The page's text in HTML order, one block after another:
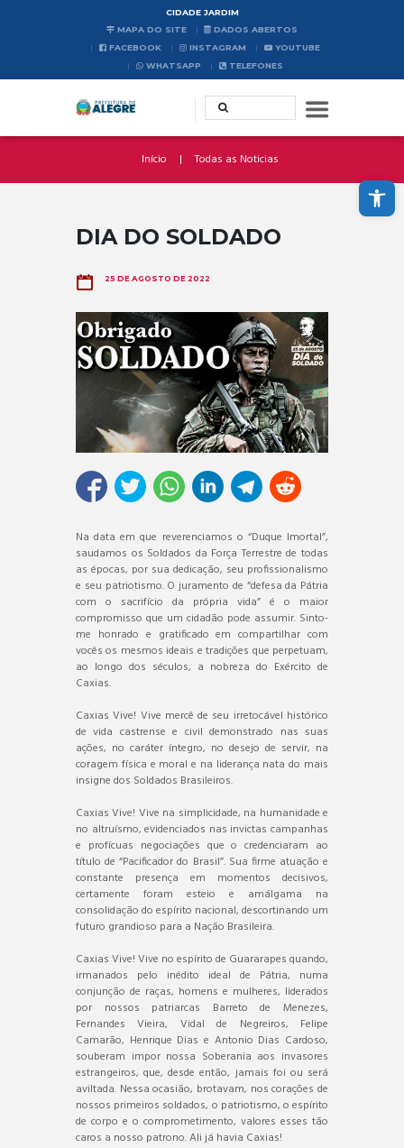
Abrir a barra de ferramentas
CIDADE JARDIM
MAPA DO SITE
DADOS ABERTOS
FACEBOOK
INSTAGRAM
YOUTUBE
WHATSAPP
TELEFONES
Início Todas as Noticias
DIA DO SOLDADO
25 DE AGOSTO DE 2022
Na data em que reverenciamos o “Duque Imortal”,
saudamos os Soldados da Força Terrestre de todas
as épocas, por sua dedicação, seu profissionalismo
e seu patriotismo. O juramento de “defesa da Pátria
com o sacrifício da própria vida” é o maior
compromisso que um cidadão pode assumir. Sinto-
me honrado e gratificado em compartilhar com
vocês os mesmos ideais e tradições que perpetuam,
ao longo dos séculos, a nobreza do Exército de
Caxias.
Caxias Vive! Vive mercê de seu irretocável histórico
de vida castrense e civil demonstrado nas suas
ações, no caráter íntegro, no desejo de servir, na
coragem física e moral e na liderança nata do mais
insigne dos Soldados Brasileiros.
Caxias Vive! Vive na simplicidade, na humanidade e
no altruísmo, evidenciados nas invictas campanhas
e profícuas negociações que o credenciaram ao
título de “Pacificador do Brasil”. Sua firme atuação e
constante presença em momentos decisivos,
certamente foram esteio e amálgama na
consolidação do espírito nacional, descortinando um
futuro grandioso para a Nação Brasileira.
Caxias Vive! Vive no espírito de Guararapes quando,
irmanados pelo inédito ideal de Pátria, numa
conjunção de raças, homens e mulheres, liderados
por nossos patriarcas Barreto de Menezes,
Fernandes Vieira, Vidal de Negreiros, Felipe
Camarão, Henrique Dias e Antonio Dias Cardoso,
souberam impor nossa Soberania aos invasores
estrangeiros, que, desde então, jamais foi ou será
aviltada. Nessa ocasião, brotavam, nos corações de
nossos primeiros soldados, o patriotismo, o espírito
de corpo e o comprometimento, valores esses tão
caros a nosso patrono. Ali já havia Caxias!